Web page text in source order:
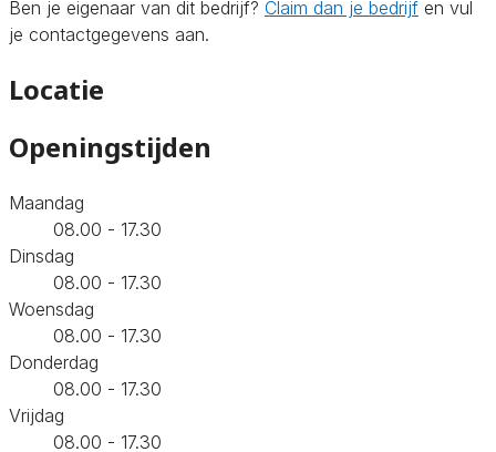
Ben je eigenaar van dit bedrijf? Claim dan je bedrijf en vul
je contactgegevens aan.
Locatie
Openingstijden
Maandag
08.00 - 17.30
Dinsdag
08.00 - 17.30
Woensdag
08.00 - 17.30
Donderdag
08.00 - 17.30
Vrijdag
08.00 - 17.30